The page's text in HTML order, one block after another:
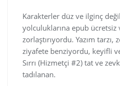
Karakterler düz ve ilginç
yolculuklarına epub ücretsiz
zorlaştırıyordu. Yazım
ziyafete benziyordu, keyifli
Sırrı (Hizmetçi #2) tat ve
tadılanan.